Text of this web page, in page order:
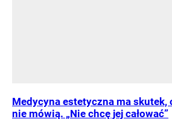
Medycyna estetyczna ma
nie mówią. „Nie chcę jej całować”